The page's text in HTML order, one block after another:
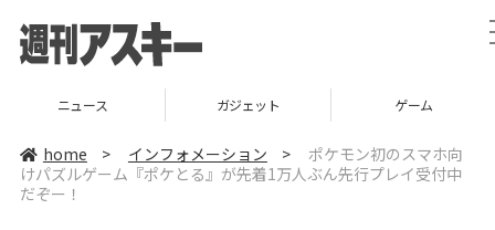
ニュース ガジェット ゲーム
home > インフォメーション >
ポケモン初のスマホ向
けパズルゲーム『ポケとる』が先着1万人ぶん先行プレイ受付中
だぞー！